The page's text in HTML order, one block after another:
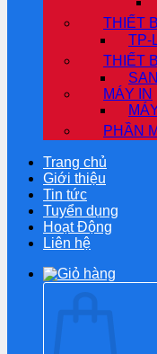
THIẾT
TP-
THIẾT
MÁY IN
PHẦN
Trang chủ
Giới thiệu
Tin tức
Tuyển dụng
Hoạt Động
Liên hệ